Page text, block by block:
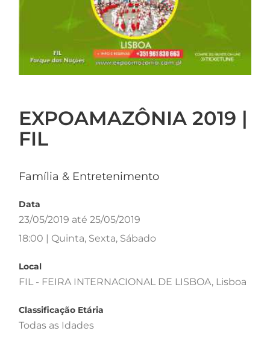
EXPOAMAZÔNIA 2019 |
FIL
Família & Entretenimento
Data
23/05/2019 até 25/05/2019
18:00 | Quinta, Sexta, Sábado
Local
FIL - FEIRA INTERNACIONAL DE LISBOA, Lisboa
Classificação Etária
Todas as Idades